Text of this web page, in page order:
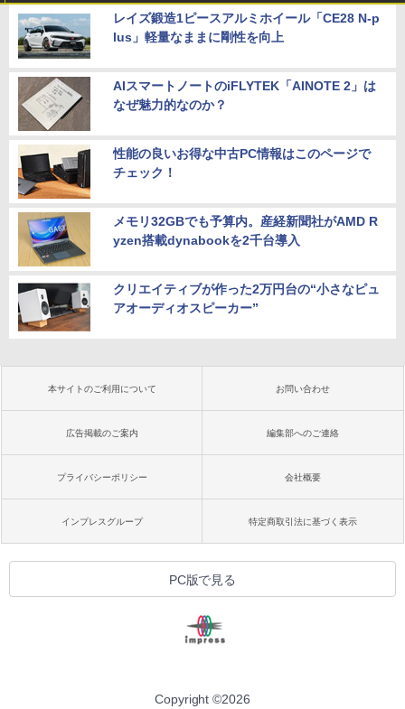
レイズ鍛造1ピースアルミホイール「CE28 N-p
lus」軽量なままに剛性を向上
AIスマートノートのiFLYTEK「AINOTE 2」は
なぜ魅力的なのか？
性能の良いお得な中古PC情報はこのページで
チェック！
メモリ32GBでも予算内。産経新聞社がAMD R
yzen搭載dynabookを2千台導入
クリエイティブが作った2万円台の“小さなピュ
アオーディオスピーカー”
本サイトのご利用について お問い合わせ
広告掲載のご案内 編集部へのご連絡
プライバシーポリシー 会社概要
インプレスグループ 特定商取引法に基づく表示
PC版で見る
Copyright ©2026